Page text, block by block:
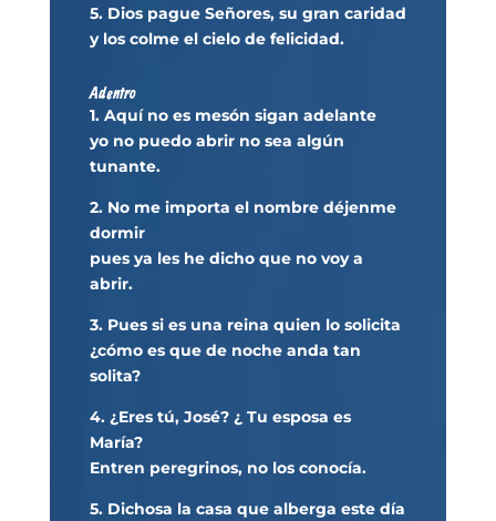
5. Dios pague Señores, su gran caridad
y los colme el cielo de felicidad.
Adentro
1. Aquí no es mesón sigan adelante
yo no puedo abrir no sea algún
tunante.
2. No me importa el nombre déjenme
dormir
pues ya les he dicho que no voy a
abrir.
3. Pues si es una reina quien lo solicita
¿cómo es que de noche anda tan
solita?
4. ¿Eres tú, José? ¿ Tu esposa es
María?
Entren peregrinos, no los conocía.
5. Dichosa la casa que alberga este día